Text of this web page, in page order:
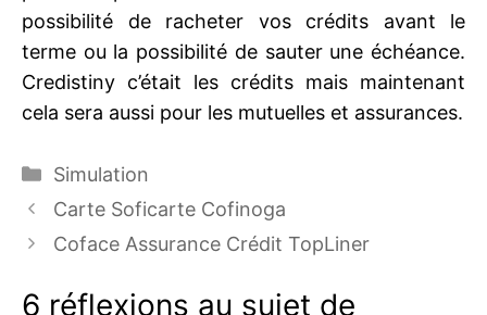
possibilité de racheter vos crédits avant le
terme ou la possibilité de sauter une échéance.
Credistiny c’était les crédits mais maintenant
cela sera aussi pour les mutuelles et assurances.
Catégories
Simulation
Carte Soficarte Cofinoga
Coface Assurance Crédit TopLiner
6 réflexions au sujet de